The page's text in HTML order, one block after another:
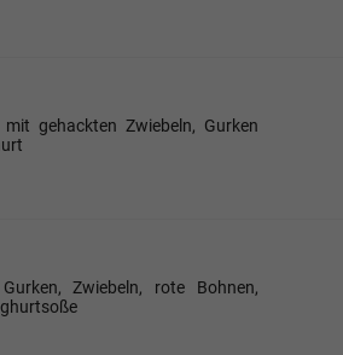
gehackten Zwiebeln, Gurken
Zwiebeln, rote Bohnen,